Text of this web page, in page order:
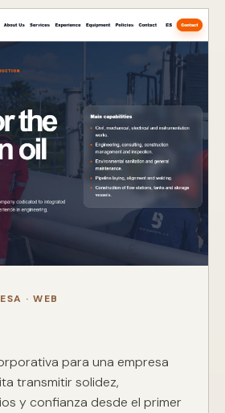
· WEB
para una empresa
transmitir solidez,
y confianza desde el primer